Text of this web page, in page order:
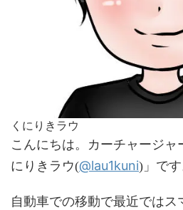
くにりきラウ
こんにちは。カーチャージャ
にりきラウ(@lau1kuni)」です
自動車での移動で最近ではス